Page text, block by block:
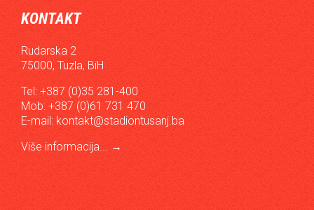
KONTAKT
Rudarska 2
75000, Tuzla, BiH
Tel: +387 (0)35 281-400
Mob: +387 (0)61 731 470
E-mail: kontakt@stadiontusanj.ba
Više informacija... →